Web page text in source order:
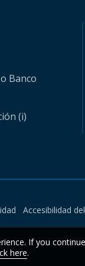
Banco
(i)
Accesibilidad
If you
here.